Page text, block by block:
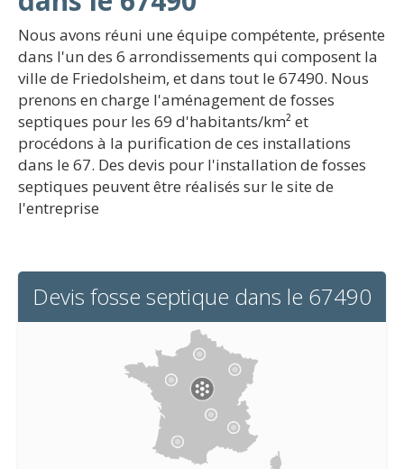
Nous avons réuni une équipe compétente, présente
dans l'un des 6 arrondissements qui composent la
ville de Friedolsheim, et dans tout le 67490. Nous
prenons en charge l'aménagement de fosses
septiques pour les 69 d'habitants/km² et
procédons à la purification de ces installations
dans le 67. Des devis pour l'installation de fosses
septiques peuvent être réalisés sur le site de
l'entreprise
Devis fosse septique dans le 67490